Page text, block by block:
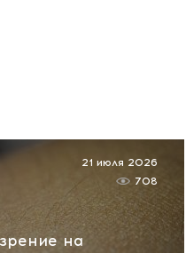
на
21 июля 2026
708